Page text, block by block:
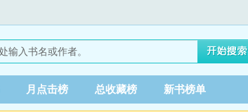
月点击榜 总收藏榜 新书榜单